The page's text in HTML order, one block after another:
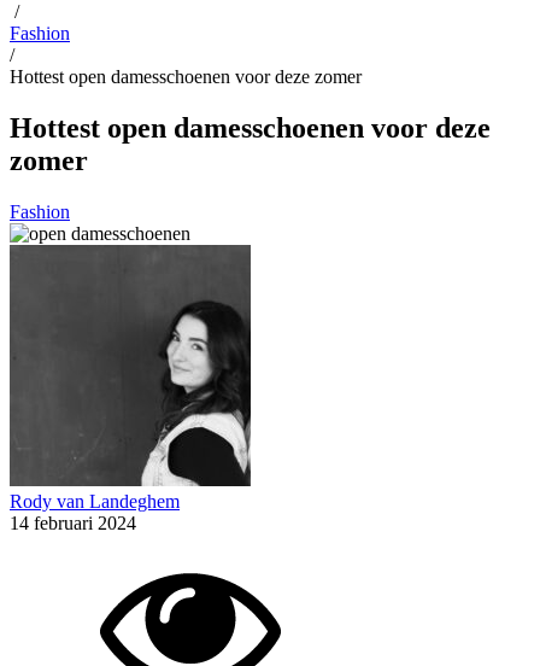
/
Fashion
/
Hottest open damesschoenen voor deze zomer
Hottest open damesschoenen voor deze
zomer
Fashion
Rody van Landeghem
14 februari 2024